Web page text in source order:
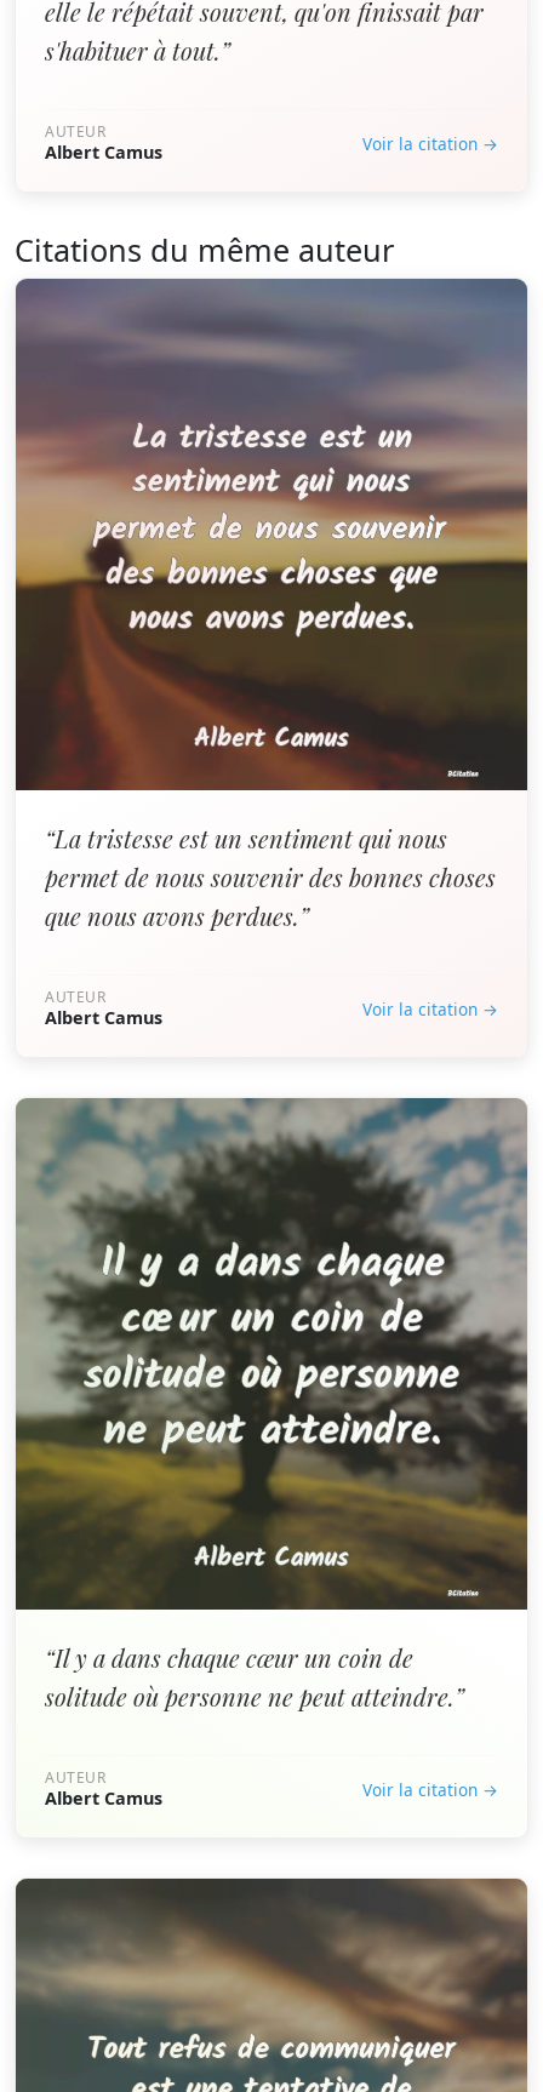
elle le répétait souvent, qu'on finissait par
s'habituer à tout.”
AUTEUR
Albert Camus Voir la citation →
Citations du même auteur
“La tristesse est un sentiment qui nous
permet de nous souvenir des bonnes choses
que nous avons perdues.”
AUTEUR
Albert Camus Voir la citation →
“Il y a dans chaque cœur un coin de
solitude où personne ne peut atteindre.”
AUTEUR
Albert Camus Voir la citation →